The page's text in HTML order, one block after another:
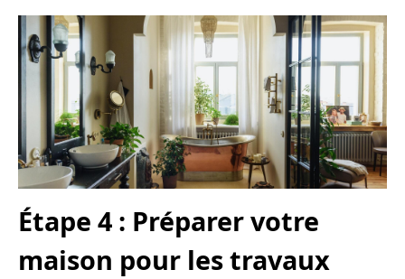
Étape 4 : Préparer votre
maison pour les travaux